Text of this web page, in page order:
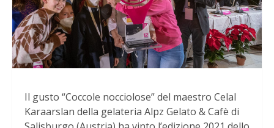
Il gusto “Coccole nocciolose” del maestro Celal
Karaarslan della gelateria Alpz Gelato & Cafè di